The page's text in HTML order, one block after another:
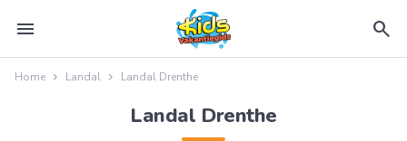
menu search
Home Landal Landal Drenthe
Landal Drenthe